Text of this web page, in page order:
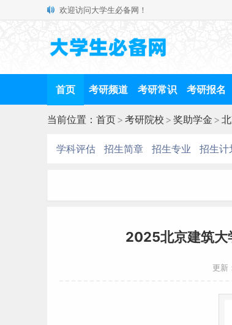
欢迎访问大学生必备网！
首页 考研频道 考研常识 考研报名
当前位置： 首页> 考研院校 > 奖助学金 >
学科评估 招生简章 招生专业 招生计
2025北京建筑大
更新